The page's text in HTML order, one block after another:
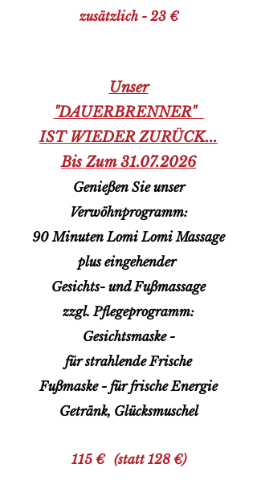
zusätzlich - 23 €
Unser
"DAUERBRENNER"
IST WIEDER ZURÜCK...
Bis Zum31.07.2026
Genießen Sie unser
Verwöhnprogramm:
90 Minuten Lomi Lomi Massage
plus eingehender
Gesichts- und Fußmassage
zzgl. Pflegeprogramm:
Gesichtsmaske -
für strahlende Frische
Fußmaske - für frische Energie
Getränk, Glücksmuschel
115 € (statt 128 €)